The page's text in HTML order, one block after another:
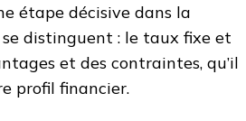
étape décisive dans la
distinguent : le taux fixe et
et des contraintes, qu’il
profil financier.